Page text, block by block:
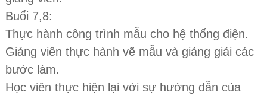
Buổi 7,8:
Thực hành công trình mẫu cho hệ thống điện.
Giảng viên thực hành vẽ mẫu và giảng giải các
bước làm.
Học viên thực hiện lại với sự hướng dẫn của